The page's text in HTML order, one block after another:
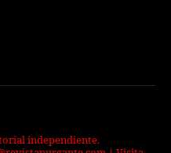
independiente.